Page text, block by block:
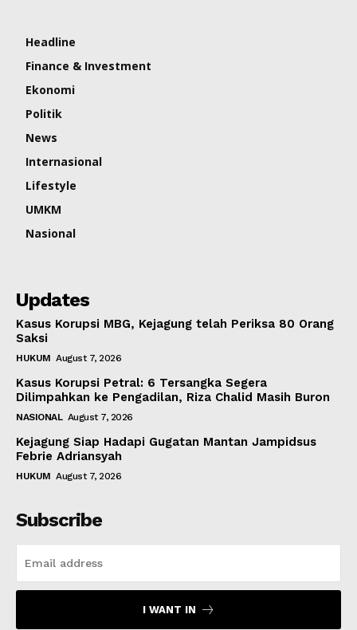
Headline
Finance & Investment
Ekonomi
Politik
News
Internasional
Lifestyle
UMKM
Nasional
Updates
Kasus Korupsi MBG, Kejagung telah Periksa 80 Orang
Saksi
HUKUM August 7, 2026
Kasus Korupsi Petral: 6 Tersangka Segera
Dilimpahkan ke Pengadilan, Riza Chalid Masih Buron
NASIONAL August 7, 2026
Kejagung Siap Hadapi Gugatan Mantan Jampidsus
Febrie Adriansyah
HUKUM August 7, 2026
Subscribe
I WANT IN